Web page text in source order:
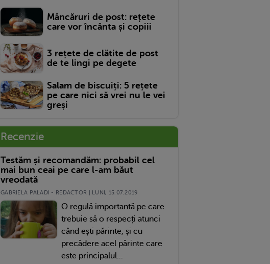
Mâncăruri de post: rețete
care vor încânta și copiii
3 rețete de clătite de post
de te lingi pe degete
Salam de biscuiți: 5 rețete
pe care nici să vrei nu le vei
greși
Recenzie
Testăm și recomandăm: probabil cel
mai bun ceai pe care l-am băut
vreodată
GABRIELA PALADI - REDACTOR | LUNI, 15.07.2019
O regulă importantă pe care
trebuie să o respecți atunci
când ești părinte, și cu
precădere acel părinte care
este principalul...